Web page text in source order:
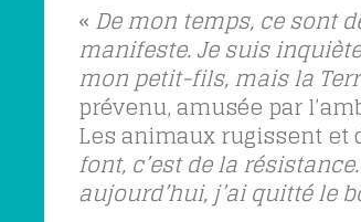
« De mon temps, ce sont
manifeste. Je suis
mon petit-fils, mais la
prévenu, amusée par
Les animaux rugissent et
font, c’est de la
aujourd’hui, j’ai quitté le